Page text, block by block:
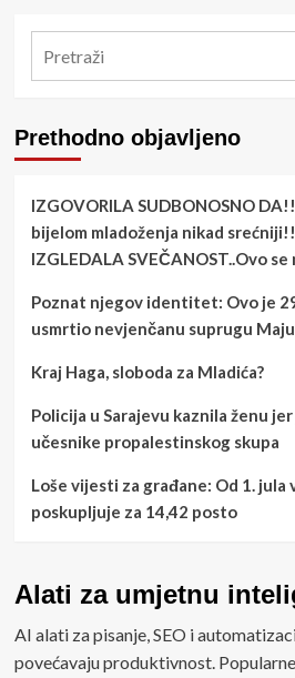
Prethodno objavljeno
IZGOVORILA SUDBONOSNO
bijelom mladoženja nikad
IZGLEDALA SVEČANOST..Ovo
Poznat njegov identitet: Ovo je
usmrtio nevjenčanu suprugu Maju
Kraj Haga, sloboda za Mladića?
Policija u Sarajevu kaznila ženu
učesnike propalestinskog skupa
Loše vijesti za građane: Od 1. jula
poskupljuje za 14,42 posto
Alati za umjetnu
AI alati za pisanje, SEO i
povećavaju produktivnost.